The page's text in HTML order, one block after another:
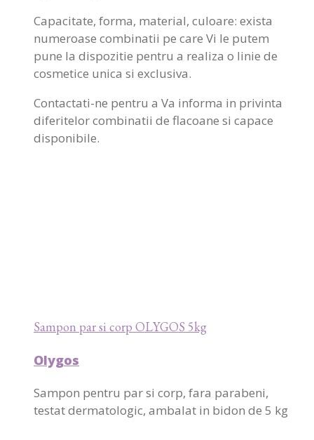
Capacitate, forma, material, culoare: exista
numeroase combinatii pe care Vi le putem
pune la dispozitie pentru a realiza o linie de
cosmetice unica si exclusiva.
Contactati-ne pentru a Va informa in privinta
diferitelor combinatii de flacoane si capace
disponibile.
Sampon par si corp OLYGOS 5kg
Olygos
Sampon pentru par si corp, fara parabeni,
testat dermatologic, ambalat in bidon de 5 kg